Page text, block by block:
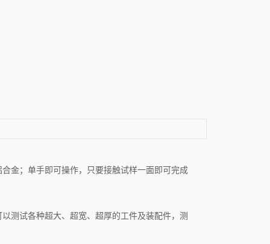
金；单手即可操作，只要接触试样一面即可完成
测试各种超大、超宽、超厚的工件及装配件，测